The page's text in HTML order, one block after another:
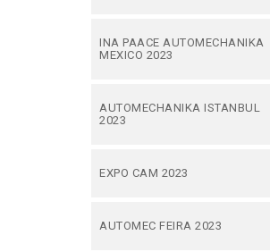
INA PAACE AUTOMECHANIKA
MEXICO 2023
AUTOMECHANIKA ISTANBUL
2023
EXPO CAM 2023
AUTOMEC FEIRA 2023